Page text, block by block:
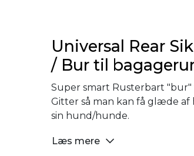
Universal Rear
/ Bur til
Super smart Rusterbart
Gitter så man kan få glæde af
sin hund/hunde.
Læs mere